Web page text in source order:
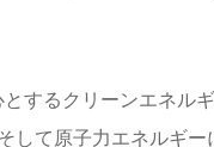
するクリーンエネル
して原子力エネルギー